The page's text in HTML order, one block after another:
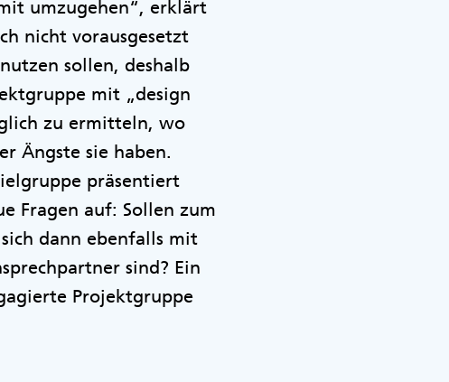
umzugehen“, erklärt
nicht vorausgesetzt
sollen, deshalb
mit „design
zu ermitteln, wo
Ängste sie haben.
präsentiert
Fragen auf: Sollen zum
dann ebenfalls mit
sind? Ein
Projektgruppe